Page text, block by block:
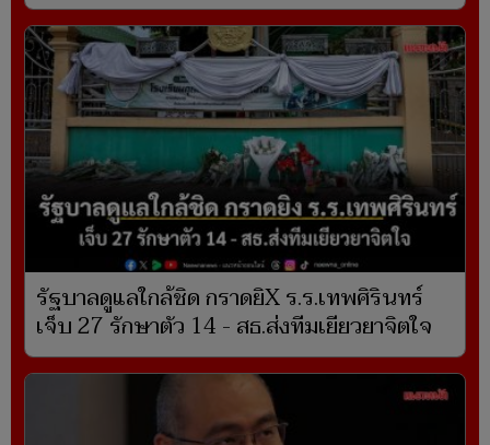
รัฐบาลดูแลใกล้ชิด กราดยิX ร.ร.เทพศิรินทร์
เจ็บ 27 รักษาตัว 14 - สธ.ส่งทีมเยียวยาจิตใจ